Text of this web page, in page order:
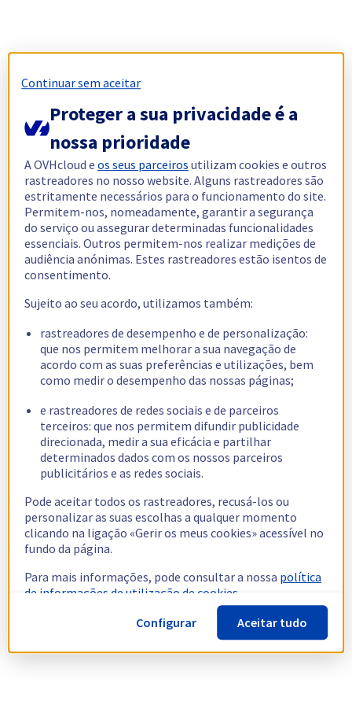
Continuar sem aceitar
Proteger a sua privacidade é a
nossa prioridade
A OVHcloud eos seus parceiros utilizam cookies e outros
rastreadores no nosso website. Alguns rastreadores são
estritamente necessários para o funcionamento do site.
Permitem-nos, nomeadamente, garantir a segurança
do serviço ou assegurar determinadas funcionalidades
essenciais. Outros permitem-nos realizar medições de
audiência anónimas. Estes rastreadores estão isentos de
consentimento.
Sujeito ao seu acordo, utilizamos também:
rastreadores de desempenho e de personalização:
que nos permitem melhorar a sua navegação de
acordo com as suas preferências e utilizações, bem
como medir o desempenho das nossas páginas;
e rastreadores de redes sociais e de parceiros
terceiros: que nos permitem difundir publicidade
direcionada, medir a sua eficácia e partilhar
determinados dados com os nossos parceiros
publicitários e as redes sociais.
Pode aceitar todos os rastreadores, recusá-los ou
personalizar as suas escolhas a qualquer momento
clicando na ligação «Gerir os meus cookies» acessível no
fundo da página.
Para mais informações, pode consultar a nossa política
de informações de utilização de cookies.
Configurar
Aceitar tudo